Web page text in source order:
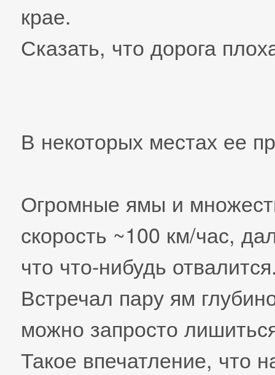
крае.
Сказать, что дорога
В некоторых местах ее
Огромные ямы и
скорость ~100 км/час,
что что-нибудь
Встречал пару ям
можно запросто
Такое впечатление, что